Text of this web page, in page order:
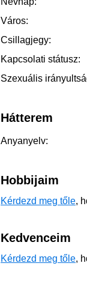
Város:
Csillagjegy:
Kapcsolati státusz:
Szexuális
Hátterem
Anyanyelv:
Hobbijaim
Kérdezd meg tőle,
Kedvenceim
Kérdezd meg tőle,